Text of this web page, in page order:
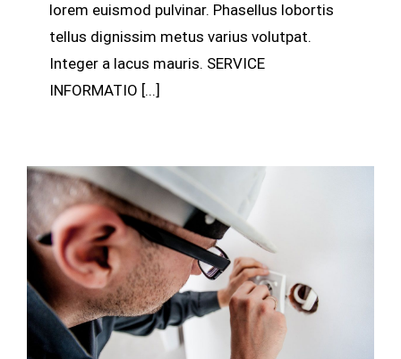
lorem euismod pulvinar. Phasellus lobortis
tellus dignissim metus varius volutpat.
Integer a lacus mauris. SERVICE
INFORMATIO [...]
Cable Networking